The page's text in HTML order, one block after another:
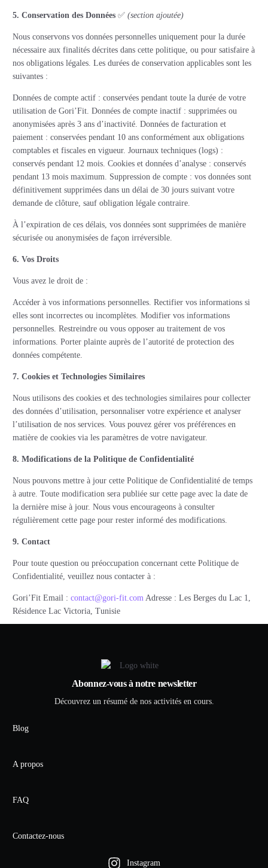
5. Conservation des Données✅ (section ajoutée)
Nous conservons vos données personnelles uniquement pour la durée
nécessaire aux finalités décrites dans cette politique, ou pour satisfaire à
nos obligations légales. Les durées de conservation applicables sont les
suivantes :
Données de compte actif : conservées pendant toute la durée de votre
utilisation de Gori’Fit. Données de compte inactif : supprimées ou
anonymisées après 3 ans d’inactivité. Données de facturation et
paiement : conservées pendant 10 ans conformément aux obligations
comptables et fiscales en vigueur. Journaux techniques (logs) :
conservés pendant 12 mois. Cookies et données d’analyse : conservés
pendant 13 mois maximum. Suppression de compte : vos données sont
définitivement supprimées dans un délai de 30 jours suivant votre
demande de clôture, sauf obligation légale contraire.
À l’expiration de ces délais, vos données sont supprimées de manière
sécurisée ou anonymisées de façon irréversible.
6. Vos Droits
Vous avez le droit de :
Accéder à vos informations personnelles. Rectifier vos informations si
elles sont incorrectes ou incomplètes. Modifier vos informations
personnelles. Restreindre ou vous opposer au traitement de vos
informations. Porter plainte auprès de l’autorité de protection des
données compétente.
7. Cookies et Technologies Similaires
Nous utilisons des cookies et des technologies similaires pour collecter
des données d’utilisation, personnaliser votre expérience et analyser
l’utilisation de nos services. Vous pouvez gérer vos préférences en
matière de cookies via les paramètres de votre navigateur.
8. Modifications de la Politique de Confidentialité
Nous pouvons mettre à jour cette Politique de Confidentialité de temps
à autre. Toute modification sera publiée sur cette page avec la date de
la dernière mise à jour. Nous vous encourageons à consulter
régulièrement cette page pour rester informé des modifications.
9. Contact
Pour toute question ou préoccupation concernant cette Politique de
Confidentialité, veuillez nous contacter à :
Gori’Fit Email : contact@gori-fit.com Adresse : Les Berges du Lac 1,
Résidence Lac Victoria, Tunisie
Abonnez-vous à notre newsletter
Découvrez un résumé de nos activités en cours.
Blog
A propos
FAQ
Contactez-nous
Instagram